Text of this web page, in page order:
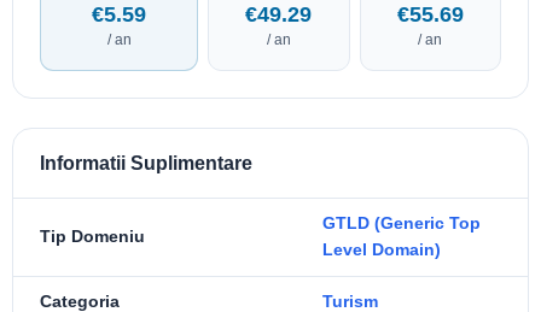
€5.59
/ an
€49.29
/ an
€55.69
/ an
Informatii Suplimentare
Tip Domeniu
GTLD (Generic Top
Level Domain)
Categoria Turism